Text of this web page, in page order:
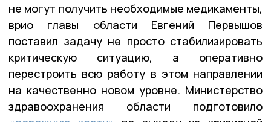
не могут получить необходимые медикаменты,
врио главы области Евгений Первышов
поставил задачу не просто стабилизировать
критическую ситуацию, а оперативно
перестроить всю работу в этом направлении
на качественно новом уровне. Министерство
здравоохранения области подготовило